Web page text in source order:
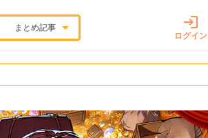
まとめ記事 arrow_drop_down login
ログイン